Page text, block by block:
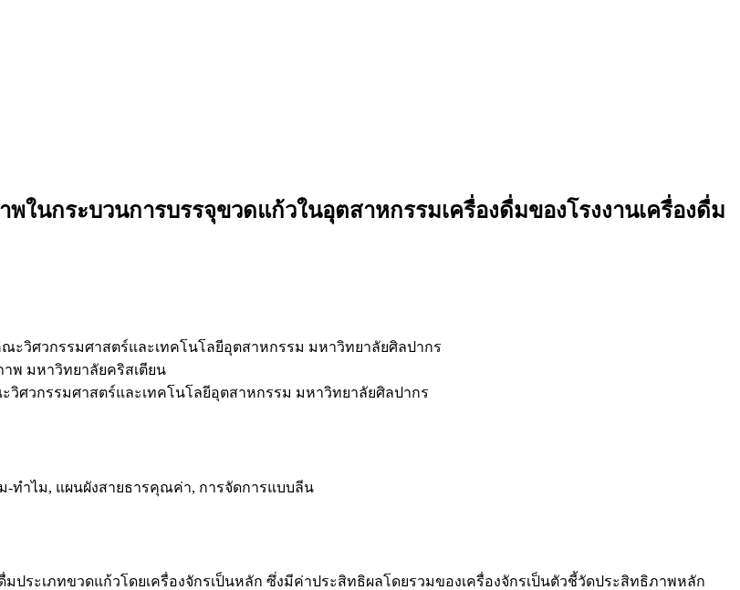
ในกระบวนการบรรจุขวดแก้วในอุตสาหกรรมเครื่องดื่มของโรงงานเครื่องดื่ม
ะวิศวกรรมศาสตร์และเทคโนโลยีอุตสาหกรรม มหาวิทยาลัยศิลปากร
พ มหาวิทยาลัยคริสเตียน
ศวกรรมศาสตร์และเทคโนโลยีอุตสาหกรรม มหาวิทยาลัยศิลปากร
-ทำไม, แผนผังสายธารคุณค่า, การจัดการแบบลีน
ประเภทขวดแก้วโดยเครื่องจักรเป็นหลัก ซึ่งมีค่าประสิทธิผลโดยรวมของเครื่องจักรเป็นตัวชี้วัดประสิทธิภาพหลัก